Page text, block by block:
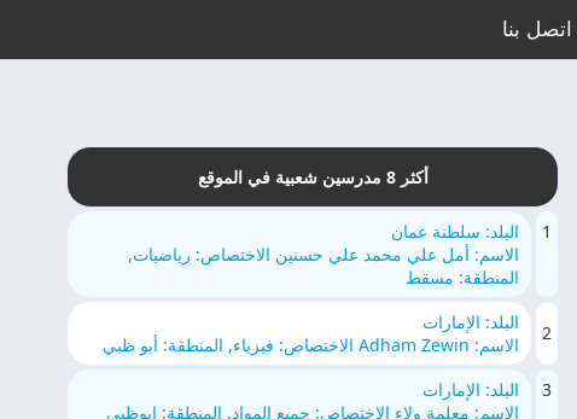
اتصل بنا
أكثر 8 مدرسين شعبية في الموقع
1
البلد: سلطنة عمان
الاسم: أمل علي محمد علي حسنين الاختصاص: رياضيات,
المنطقة: مسقط
2
البلد: الإمارات
الاسم: Adham Zewin الاختصاص: فيزياء, المنطقة: أبو ظبي
3
البلد: الإمارات
الاسم: معلمة ولاء الاختصاص: جميع المواد, المنطقة: ابوظبي